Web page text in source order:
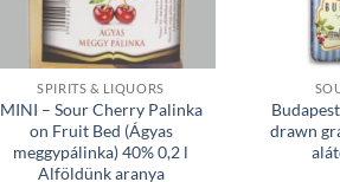
SPIRITS & LIQUORS
MINI – Sour Cherry Palinka
on Fruit Bed (Ágyas
meggypálinka) 40% 0,2 l
Alföldünk aranya
drawn